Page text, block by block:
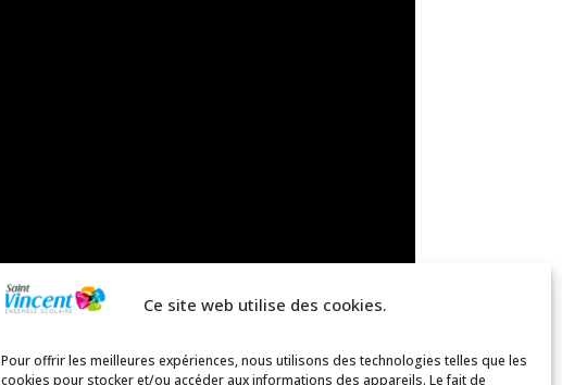
Ce site web utilise des cookies.
Pour offrir les meilleures expériences, nous utilisons des technologies telles que les
cookies pour stocker et/ou accéder aux informations des appareils. Le fait de